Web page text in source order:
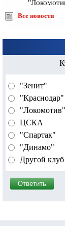
Все новости
"Зенит"
"Краснодар"
"Локомотив"
ЦСКА
"Спартак"
"Динамо"
Другой клуб